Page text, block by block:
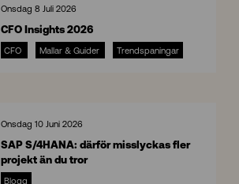
Onsdag 8 Juli 2026
CFO Insights 2026
CFO Mallar & Guider Trendspaningar
Onsdag 10 Juni 2026
SAP S/4HANA: därför misslyckas fler
projekt än du tror
Blogg